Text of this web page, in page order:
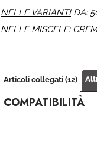
NELLE VARIANTIDA:
NELLE MISCELE:
Articoli collegati (12)
COMPATIBILITÀ